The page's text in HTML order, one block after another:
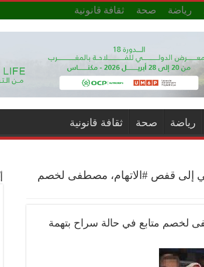
رياضة صحة ثقافة قانونية
رياضة صحة ثقافة قانونية
إلى قفص #الاتهام، مصطفى لخصم
لخصم متابع في حالة سراح بتهمة